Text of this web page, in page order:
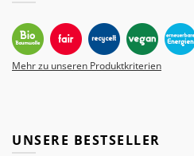
Mehr zu unseren Produktkriterien
UNSERE BESTSELLER